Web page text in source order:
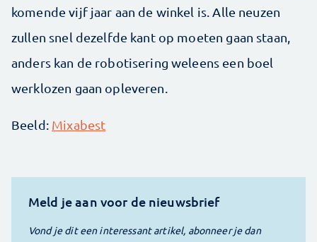
komende vijf jaar aan de winkel is. Alle neuzen
zullen snel dezelfde kant op moeten gaan staan,
anders kan de robotisering weleens een boel
werklozen gaan opleveren.
Beeld: Mixabest
Meld je aan voor de nieuwsbrief
Vond je dit een interessant artikel, abonneer je dan